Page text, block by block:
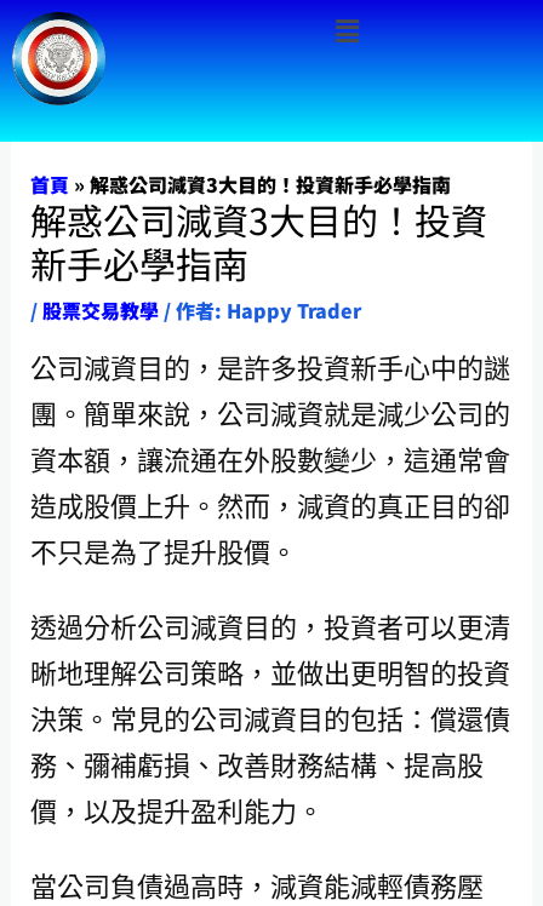
跳
至
主
要
Menu
首頁 » 解惑公司減資3大目的！投資新手必學指南
解惑公司減資3大目的！投資
新手必學指南
/股票交易教學/ 作者: Happy Trader
公司減資目的，是許多投資新手心中的謎
團。簡單來說，公司減資就是減少公司的
資本額，讓流通在外股數變少，這通常會
造成股價上升。然而，減資的真正目的卻
不只是為了提升股價。
透過分析公司減資目的，投資者可以更清
晰地理解公司策略，並做出更明智的投資
決策。常見的公司減資目的包括：償還債
務、彌補虧損、改善財務結構、提高股
價，以及提升盈利能力。
當公司負債過高時，減資能減輕債務壓